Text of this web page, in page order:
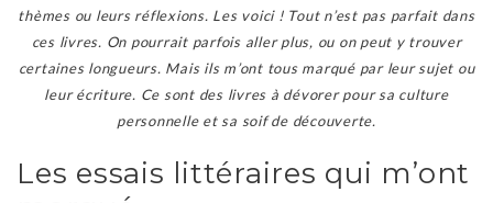
thèmes ou leurs réflexions. Les voici ! Tout n’est pas parfait dans
ces livres. On pourrait parfois aller plus, ou on peut y trouver
certaines longueurs. Mais ils m’ont tous marqué par leur sujet ou
leur écriture. Ce sont des livres à dévorer pour sa culture
personnelle et sa soif de découverte.
Les essais littéraires qui m’ont